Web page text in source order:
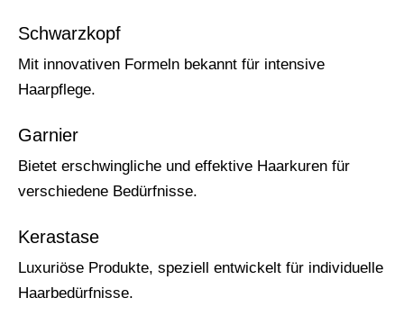
Schwarzkopf
Mit innovativen Formeln bekannt für intensive
Haarpflege.
Garnier
Bietet erschwingliche und effektive Haarkuren für
verschiedene Bedürfnisse.
Kerastase
Luxuriöse Produkte, speziell entwickelt für individuelle
Haarbedürfnisse.